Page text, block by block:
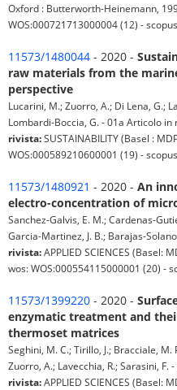
Oxford : Butterworth-Heinemann,
WOS:000721713000004 (12) -
11573/1480044 - 2020 -
raw materials from the
perspective
Lucarini, M.; Zuorro, A.; Di Lena, G.;
Lombardi-Boccia, G. - 01a Articolo in
rivista:SUSTAINABILITY (Basel :
WOS:000589210600001 (19) -
11573/1480921 - 2020 - An
electro-concentration of
Sanchez-Galvis, E. M.; Cardenas-
Garcia-Martinez, J. B.; Barajas-
rivista:APPLIED SCIENCES (Basel:
wos: WOS:000554115000001 (20) -
11573/1399220 - 2020 -
enzymatic treatment and
thermoset matrices
Seghini, M. C.; Tirillo, J.; Bracciale,
Zuorro, A.; Lavecchia, R.; Sarasini, F.
rivista:APPLIED SCIENCES (Basel: